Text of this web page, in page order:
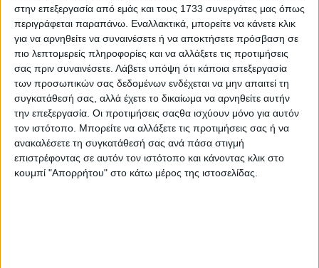
στην επεξεργασία από εμάς και τους 1733 συνεργάτες μας όπως
περιγράφεται παραπάνω. Εναλλακτικά, μπορείτε να κάνετε κλικ
για να αρνηθείτε να συναινέσετε ή να αποκτήσετε πρόσβαση σε
πιο λεπτομερείς πληροφορίες και να αλλάξετε τις προτιμήσεις
σας πριν συναινέσετε. Λάβετε υπόψη ότι κάποια επεξεργασία
των προσωπικών σας δεδομένων ενδέχεται να μην απαιτεί τη
συγκατάθεσή σας, αλλά έχετε το δικαίωμα να αρνηθείτε αυτήν
την επεξεργασία. Οι προτιμήσεις σαςθα ισχύουν μόνο για αυτόν
τον ιστότοπο. Μπορείτε να αλλάξετε τις προτιμήσεις σας ή να
ανακαλέσετε τη συγκατάθεσή σας ανά πάσα στιγμή
επιστρέφοντας σε αυτόν τον ιστότοπο και κάνοντας κλικ στο
κουμπί "Απορρήτου" στο κάτω μέρος της ιστοσελίδας.
Κεντρικό Δελτίο Ειδήσεων
07.08.2026